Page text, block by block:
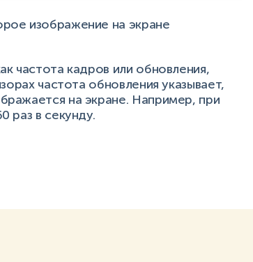
изображение на экране
частота кадров или обновления,
частота обновления указывает,
на экране. Например, при
раз в секунду.